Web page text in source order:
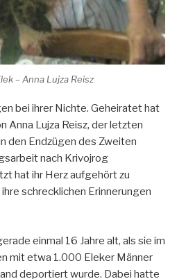
– Anna Lujza Reisz
bei ihrer Nichte. Geheiratet hat
Anna Lujza Reisz, der letzten
den Endzügen des Zweiten
nach Krivojrog
hat ihr Herz aufgehört zu
schrecklichen Erinnerungen
einmal 16 Jahre alt, als sie im
mit etwa 1.000 Eleker Männer
deportiert wurde. Dabei hatte